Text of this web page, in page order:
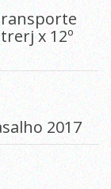
x 12º
2017